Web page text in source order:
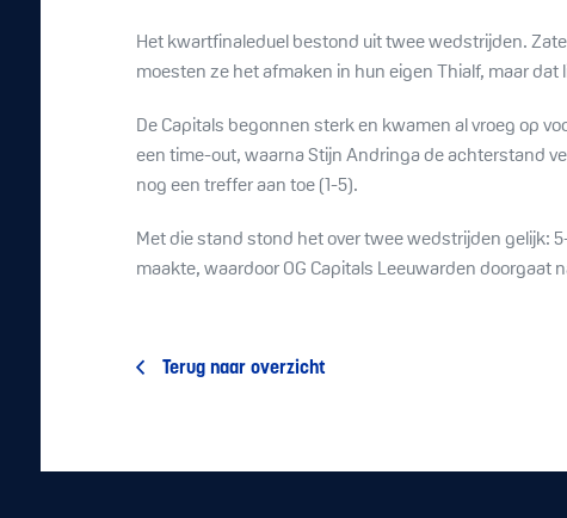
Het kwartfinaleduel bestond uit twee wedstrijden.
moesten ze het afmaken in hun eigen Thialf, maar dat
De Capitals begonnen sterk en kwamen al vroeg op
een time-out, waarna Stijn Andringa de achterstand
nog een treffer aan toe (1-5).
Met die stand stond het over twee wedstrijden gelijk:
maakte, waardoor OG Capitals Leeuwarden doorgaat
Terug naar overzicht